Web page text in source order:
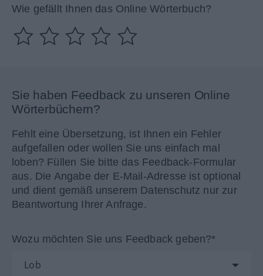
Wie gefällt Ihnen das Online Wörterbuch?
Sie haben Feedback zu unseren Online
Wörterbüchern?
Fehlt eine Übersetzung, ist Ihnen ein Fehler
aufgefallen oder wollen Sie uns einfach mal
loben? Füllen Sie bitte das Feedback-Formular
aus. Die Angabe der E-Mail-Adresse ist optional
und dient gemäß unserem Datenschutz nur zur
Beantwortung Ihrer Anfrage.
Wozu möchten Sie uns Feedback geben?*